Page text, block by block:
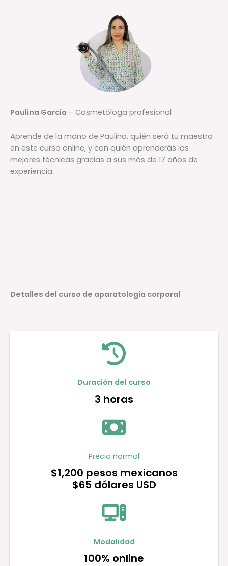
Paulina García – Cosmetóloga profesional
Aprende de la mano de Paulina, quién será tu maestra
en este curso online, y con quién aprenderás las
mejores técnicas gracias a sus más de 17 años de
experiencia.
Detalles del curso de aparatología corporal
Duración del curso
3 horas
Precio normal
$1,200 pesos mexicanos
$65 dólares USD
Modalidad
100% online